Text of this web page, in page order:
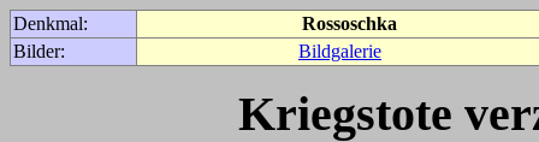
Denkmal:
Rossoschka
Bilder:
Bildgalerie
Kriegstote